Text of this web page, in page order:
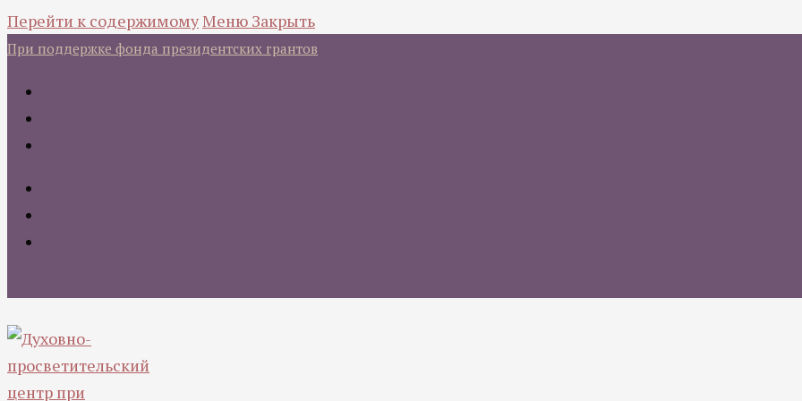
Перейти к содержимомуМеню Закрыть
При поддержке фонда президентских грантов